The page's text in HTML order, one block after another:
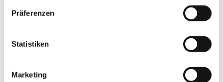
Präferenzen
Statistiken
Marketing